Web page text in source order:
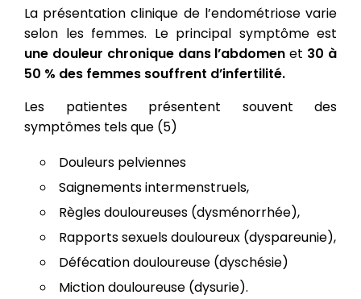
La présentation clinique de l’endométriose varie
selon les femmes. Le principal symptôme est
une douleur chronique dans l’abdomen et 30 à
50 % des femmes souffrent d’infertilité.
Les patientes présentent souvent des
symptômes tels que (5)
Douleurs pelviennes
Saignements intermenstruels,
Règles douloureuses (dysménorrhée),
Rapports sexuels douloureux (dyspareunie),
Défécation douloureuse (dyschésie)
Miction douloureuse (dysurie).